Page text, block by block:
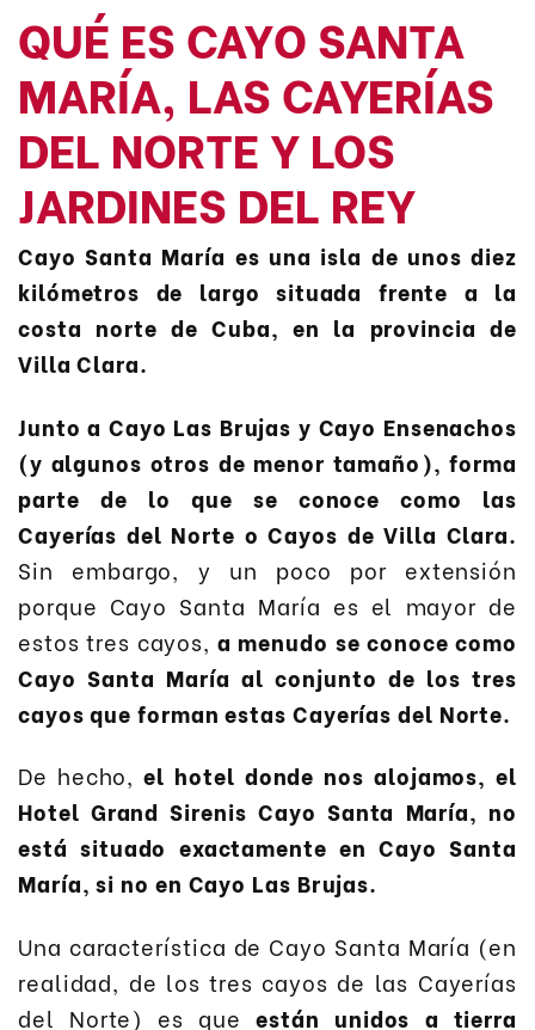
QUÉ ES CAYO SANTA
MARÍA, LAS CAYERÍAS
DEL NORTE Y LOS
JARDINES DEL REY
Cayo Santa María es una isla de unos diez
kilómetros de largo situada frente a la
costa norte de Cuba, en la provincia de
Villa Clara.
Junto a Cayo Las Brujas y Cayo Ensenachos
(y algunos otros de menor tamaño), forma
parte de lo que se conoce como las
Cayerías del Norte o Cayos de Villa Clara.
Sin embargo, y un poco por extensión
porque Cayo Santa María es el mayor de
estos tres cayos, a menudo se conoce como
Cayo Santa María al conjunto de los tres
cayos que forman estas Cayerías del Norte.
De hecho,el hotel donde nos alojamos, el
Hotel Grand Sirenis Cayo Santa María, no
está situado exactamente en Cayo Santa
María, si no en Cayo Las Brujas.
Una característica de Cayo Santa María (en
realidad, de los tres cayos de las Cayerías
del Norte) es queestán unidos a tierra